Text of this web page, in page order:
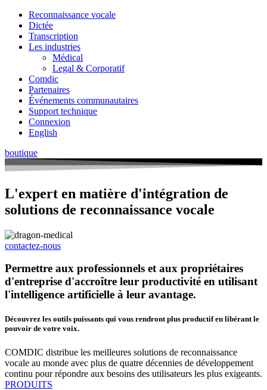
Reconnaissance vocale
Dictée
Transcription
Les industries
Médical
Legal & Corporatif
Comdic
Partenaires
Événements communautaires
Support technique
Connexion
English
boutique
L'expert en matière d'intégration de
solutions de reconnaissance vocale
contactez-nous
Permettre aux professionnels et aux propriétaires
d'entreprise d'accroître leur productivité en utilisant
l'intelligence artificielle à leur avantage.
Découvrez les outils puissants qui vous rendront plus productif en libérant le
pouvoir de votre voix.
COMDIC distribue les meilleures solutions de reconnaissance
vocale au monde avec plus de quatre décennies de développement
continu pour répondre aux besoins des utilisateurs les plus exigeants.
PRODUITS